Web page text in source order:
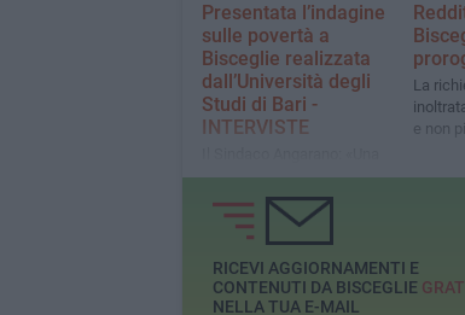
Presentata l’indagine
sulle povertà a
Bisceglie realizzata
dall’Università degli
Studi di Bari -
INTERVISTE
prima raccolta dati che
consentirà ai Servizi sociali
del Comune di effettuare
interventi sempre più
puntuali e mirati»
La
e non
RICEVI AGGIORNAMENTI E
CONTENUTI DA BISCEGLIE
NELLA TUA E-MAIL